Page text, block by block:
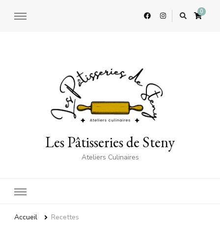
0
Les Pâtisseries de Steny
Ateliers Culinaires
Accueil Recettes